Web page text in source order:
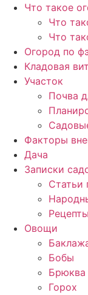
Перейти
содержимому
Что такое
Что
Что
Огород по
Кладовая
Участок
Почва
Факторы
Дача
Записки
Статьи
Рецепты
Овощи
Бобы
Брюква
Горох